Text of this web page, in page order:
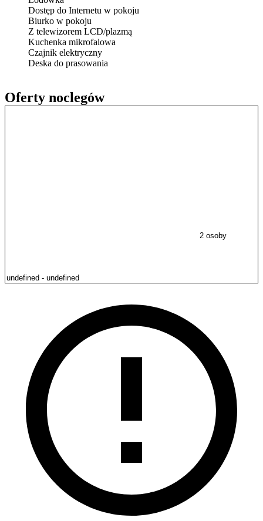
Oferty noclegów
2 osoby
Dostęp do Internetu w pokoju
Biurko w pokoju
Z telewizorem LCD/plazmą
Kuchenka mikrofalowa
Czajnik elektryczny
Deska do prasowania